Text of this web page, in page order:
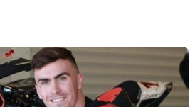
qu’à la faveur de la pluie lors
manqué réaliser un exploit. Il
huitième pour un Grand Prix de
à une polémique au sujet de la